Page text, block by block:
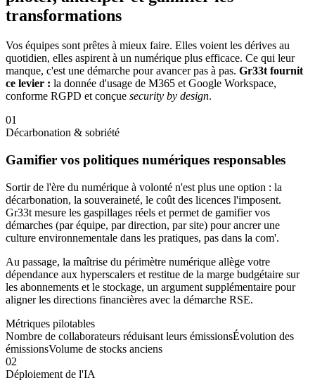
transformations
Vos équipes sont prêtes à mieux faire. Elles voient les dérives au
quotidien, elles aspirent à un numérique plus efficace. Ce qui leur
manque, c'est une démarche pour avancer pas à pas. Gr33t fournit
ce levier : la donnée d'usage de M365 et Google Workspace,
conforme RGPD et conçue security by design.
01
Décarbonation & sobriété
Gamifier vos politiques numériques responsables
Sortir de l'ère du numérique à volonté n'est plus une option : la
décarbonation, la souveraineté, le coût des licences l'imposent.
Gr33t mesure les gaspillages réels et permet de gamifier vos
démarches (par équipe, par direction, par site) pour ancrer une
culture environnementale dans les pratiques, pas dans la com'.
Au passage, la maîtrise du périmètre numérique allège votre
dépendance aux hyperscalers et restitue de la marge budgétaire sur
les abonnements et le stockage, un argument supplémentaire pour
aligner les directions financières avec la démarche RSE.
Métriques pilotables
Nombre de collaborateurs réduisant leurs émissionsÉvolution des
émissionsVolume de stocks anciens
02
Déploiement de l'IA